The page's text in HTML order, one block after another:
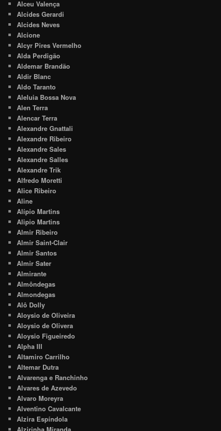
Alceu Valença
Alcides Gerardi
Alcides Neves
Alcione
Alcyr Pires Vermelho
Alda Perdigão
Aldemar Brandão
Aldir Blanc
Aldo Taranto
Aleluia Bossa Nova
Alen Terra
Alencar Terra
Alexandre Gnattali
Alexandre Ribeiro
Alexandre Sales
Alexandre Salles
Alexandre Trik
Alfredo Moretti
Alice Ribeiro
Aline
Alípio Martins
Alipio Martins
Almir Ribeiro
Almir Saint-Clair
Almir Santos
Almir Sater
Almirante
Almôndegas
Almondegas
Alô Dolly
Aloysio de Oliveira
Aloysio de Olivera
Aloysio Figueiredo
Alpha III
Altamiro Carrilho
Altemar Dutra
Alvarenga e Ranchinho
Alvares de Azevedo
Alvaro Moreyra
Alventino Cavalcante
Alzira Espíndola
Alzirinha Miranda